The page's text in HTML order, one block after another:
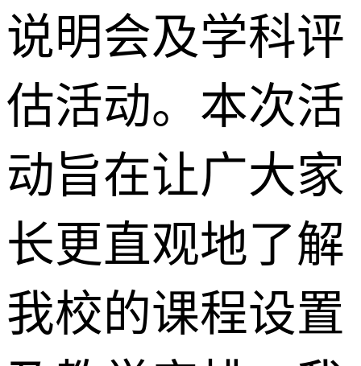
说明会及学科评
估活动。本次活
动旨在让广大家
长更直观地了解
我校的课程设置